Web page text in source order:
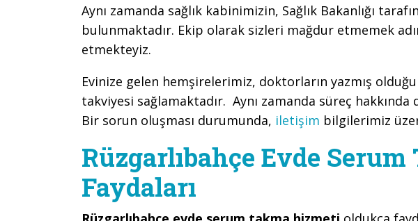
Aynı zamanda sağlık kabinimizin, Sağlık Bakanlığı
bulunmaktadır. Ekip olarak sizleri mağdur etmemek
etmekteyiz.
Evinize gelen hemşirelerimiz, doktorların yazmış
takviyesi sağlamaktadır. Aynı zamanda süreç
Bir sorun oluşması durumunda, iletişim bilgilerimiz
Rüzgarlıbahçe Evde
Faydaları